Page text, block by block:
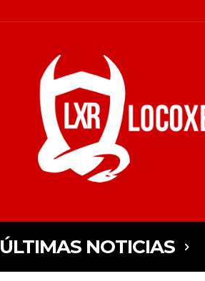
ÚLTIMAS NOTICIAS